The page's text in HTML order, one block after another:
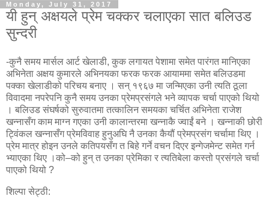
Monday, July 31, 2017
यी हुन् अक्षयले प्रेम चक्कर चलाएका सात बलिउड
सुन्दरी
-कुनै समय मार्सल आर्ट खेलाडी, कुक लगायत पेशामा समेत पारंगत मानिएका
अभिनेता अक्षय कुमारले अभिनयका फरक फरक आयाममा समेत बलिउडमा
पक्का खेलाडीको परिचय बनाए । सन् १९६७ मा जन्मिएका उनी त्यति ठूला
विवादमा नपरेपनि कुनै समय उनका प्रेमप्रसंगले भने व्यापक चर्चा पाएको थियो
। बलिउड संघर्षको सुरुवातमा तत्कालिन समयका चर्चित अभिनेता राजेश
खन्नासँग काम माग्न गएका उनी कालान्तरमा खन्नाकै ज्वाईं बने । खन्नाकी छोरी
ट्विंकल खन्नासँग प्रेमविवाह हुनुअघि नै उनका कैयौं प्रेमप्रसंग चर्चामा थिए ।
प्रेम मात्र होइन उनले कतिपयसँग त बिहे गर्ने वचन दिएर इन्गेजमेन्ट समेत गर्न
भ्याएका थिए ।को–को हुन् त उनका प्रेमिका र त्यतिबेला कस्तो प्रसंगले चर्चा
पाएको थियो ?
शिल्पा सेट्ठी: